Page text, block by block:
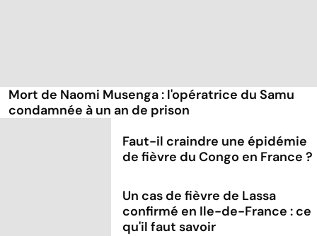
Mort de Naomi Musenga : l'opératrice du Samu
condamnée à un an de prison
Faut-il craindre une épidémie
de fièvre du Congo en France ?
Un cas de fièvre de Lassa
confirmé en Ile-de-France : ce
qu'il faut savoir